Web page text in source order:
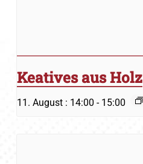
Keatives aus Holz
11. August : 14:00 - 15:00